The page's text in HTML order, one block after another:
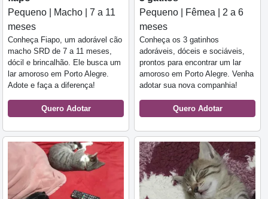
Pequeno | Macho | 7 a 11
meses
Conheça Fiapo, um adorável cão
macho SRD de 7 a 11 meses,
dócil e brincalhão. Ele busca um
lar amoroso em Porto Alegre.
Adote e faça a diferença!
Quero Adotar
Pequeno | Fêmea | 2 a 6
meses
Conheça os 3 gatinhos
adoráveis, dóceis e sociáveis,
prontos para encontrar um lar
amoroso em Porto Alegre. Venha
adotar sua nova companhia!
Quero Adotar